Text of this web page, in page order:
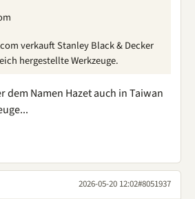
verkauft Stanley Black & Decker
hergestellte Werkzeuge.
dem Namen Hazet auch in Taiwan
2026-05-20 12:02#8051937